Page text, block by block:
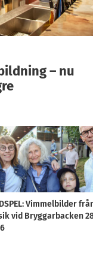
– nu
Vimmelbilder
vid Bryggarbacken